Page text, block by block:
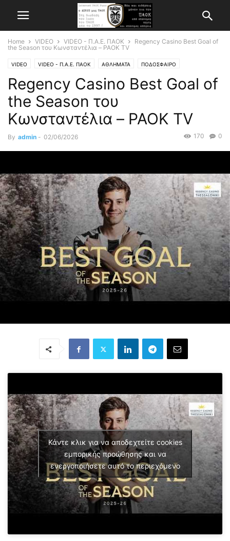
Home VIDEO VIDEO - Π.Α.Ε. ΠΑΟΚ
Regency Casino Best Goal of
the Season του Κωνσταντέλια – PAOK TV
VIDEO VIDEO - Π.Α.Ε. ΠΑΟΚ ΑΘΛΗΜΑΤΑ ΠΟΔΟΣΦΑΙΡΟ
Regency Casino Best Goal of
the Season του
Κωνσταντέλια – PAOK TV
By admin - 02/06/2026 0
170
Κάντε κλικ για να αποδεχτείτε cookies
εμπορικής προώθησης και να
ενεργοποιήσετε αυτό το περιεχόμενο